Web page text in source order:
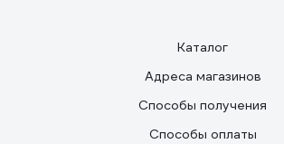
Каталог
Адреса магазинов
Способы получения
Способы оплаты